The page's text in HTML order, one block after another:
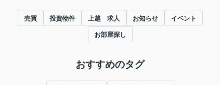
売買 投資物件 上越 求人 お知らせ イベント
お部屋探し
おすすめのタグ